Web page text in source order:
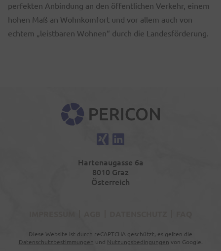
perfekten Anbindung an den öffentlichen Verkehr, einem
hohen Maß an Wohnkomfort und vor allem auch von
echtem „leistbaren Wohnen“ durch die Landesförderung.
Xing
LinkedIn
Hartenaugasse 6a
8010 Graz
Österreich
Diese Website ist durch reCAPTCHA geschützt, es gelten die
Datenschutzbestimmungen und Nutzungsbedingungen von Google.